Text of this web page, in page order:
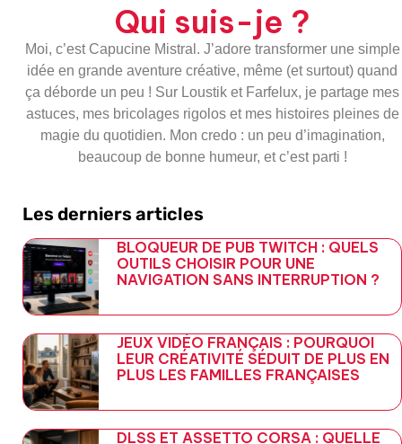
-
f u
-
g
Qui suis-je ?
Moi, c’est Capucine Mistral. J’adore transformer une simple
idée en grande aventure créative, même (et surtout) quand
ça déborde un peu ! Sur Loustik et Farfelux, je partage mes
astuces, mes bricolages rigolos et mes histoires pleines de
magie du quotidien. Mon credo : un peu d’imagination,
beaucoup de bonne humeur, et c’est parti !
Les derniers articles
BLOQUEUR DE PUB TWITCH : QUELS
OUTILS CHOISIR POUR UNE
NAVIGATION SANS INTERRUPTION ?
JEUX VIDÉO FRANÇAIS : POURQUOI
LEUR CRÉATIVITÉ SÉDUIT DE PLUS EN
PLUS LES FAMILLES FRANÇAISES
DLSS ET ASSETTO CORSA : QUELLE